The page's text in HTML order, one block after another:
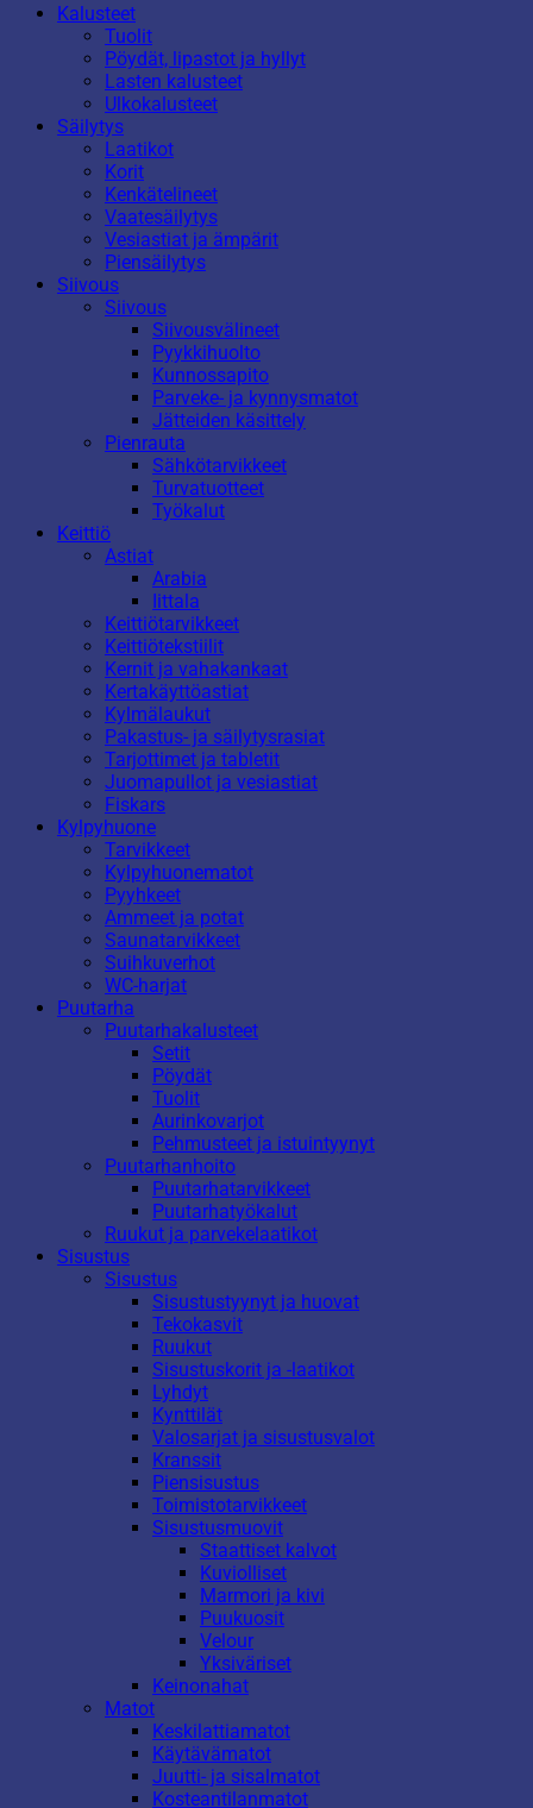
Kalusteet
Tuolit
Pöydät, lipastot ja hyllyt
Lasten kalusteet
Ulkokalusteet
Säilytys
Laatikot
Korit
Kenkätelineet
Vaatesäilytys
Vesiastiat ja ämpärit
Piensäilytys
Siivous
Siivous
Siivousvälineet
Pyykkihuolto
Kunnossapito
Parveke- ja kynnysmatot
Jätteiden käsittely
Pienrauta
Sähkötarvikkeet
Turvatuotteet
Työkalut
Keittiö
Astiat
Arabia
Iittala
Keittiötarvikkeet
Keittiötekstiilit
Kernit ja vahakankaat
Kertakäyttöastiat
Kylmälaukut
Pakastus- ja säilytysrasiat
Tarjottimet ja tabletit
Juomapullot ja vesiastiat
Fiskars
Kylpyhuone
Tarvikkeet
Kylpyhuonematot
Pyyhkeet
Ammeet ja potat
Saunatarvikkeet
Suihkuverhot
WC-harjat
Puutarha
Puutarhakalusteet
Setit
Pöydät
Tuolit
Aurinkovarjot
Pehmusteet ja istuintyynyt
Puutarhanhoito
Puutarhatarvikkeet
Puutarhatyökalut
Ruukut ja parvekelaatikot
Sisustus
Sisustus
Sisustustyynyt ja huovat
Tekokasvit
Ruukut
Sisustuskorit ja -laatikot
Lyhdyt
Kynttilät
Valosarjat ja sisustusvalot
Kranssit
Piensisustus
Toimistotarvikkeet
Sisustusmuovit
Staattiset kalvot
Kuviolliset
Marmori ja kivi
Puukuosit
Velour
Yksiväriset
Keinonahat
Matot
Keskilattiamatot
Käytävämatot
Juutti- ja sisalmatot
Kosteantilanmatot